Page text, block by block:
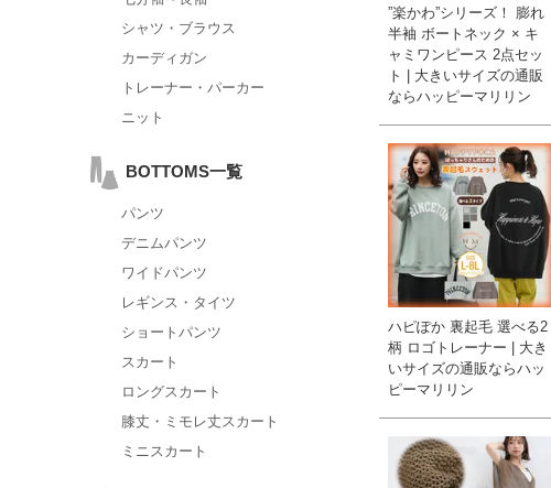
シャツ・ブラウス
カーディガン
トレーナー・パーカー
ニット
BOTTOMS一覧
パンツ
デニムパンツ
ワイドパンツ
レギンス・タイツ
ショートパンツ
スカート
ロングスカート
膝丈・ミモレ丈スカート
ミニスカート
”楽かわ”シリーズ！ 膨れ
半袖 ボートネック × キ
ャミワンピース 2点セッ
ト | 大きいサイズの通販
ならハッピーマリリン
ハピぽか 裏起毛 選べる2
柄 ロゴトレーナー | 大き
いサイズの通販ならハッ
ピーマリリン